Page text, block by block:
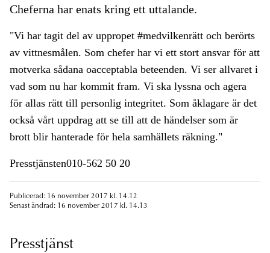
Cheferna har enats kring ett uttalande.
"Vi har tagit del av uppropet #medvilkenrätt och berörts
av vittnesmålen. Som chefer har vi ett stort ansvar för att
motverka sådana oacceptabla beteenden. Vi ser allvaret i
vad som nu har kommit fram. Vi ska lyssna och agera
för allas rätt till personlig integritet. Som åklagare är det
också vårt uppdrag att se till att de händelser som är
brott blir hanterade för hela samhällets räkning."
Presstjänsten010-562 50 20
Publicerad: 16 november 2017 kl. 14.12
Senast ändrad: 16 november 2017 kl. 14.13
Presstjänst